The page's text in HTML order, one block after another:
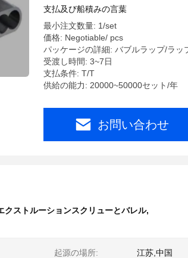
支払及び船積みの言葉
最小注文数量: 1/set
価格: Negotiable/ pcs
パッケージの詳細: バブルラップ/ラッ
受渡し時間: 3~7日
支払条件: T/T
供給の能力: 20000~50000セット/年
お問い合わせ
クストルーションスクリューとバレル,
起源の場所: 江苏,中国